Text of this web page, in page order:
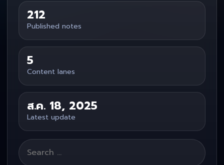
212
Published notes
5
Content lanes
ส.ค. 18, 2025
Latest update
Search
for: